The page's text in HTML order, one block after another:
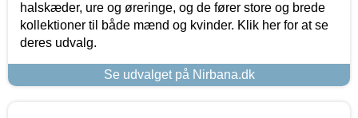
halskæder, ure og øreringe, og de fører store og brede
kollektioner til både mænd og kvinder. Klik her for at se
deres udvalg.
Se udvalget på Nirbana.dk